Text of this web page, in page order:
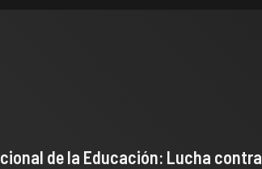
de la Educación: Lucha contra